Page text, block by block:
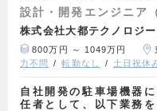
設計・開発エンジニア
株式会社大都テクノロジ
800万円 ～ 1049万円
力不問
転勤なし 土日祝休
自社開発の駐車場機器
任者として、以下業務を